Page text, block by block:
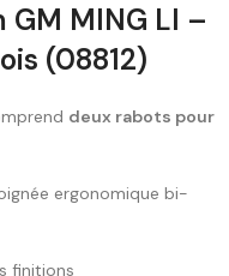
MING LI –
(08812)
deux rabots pour
ergonomique bi-
finitions